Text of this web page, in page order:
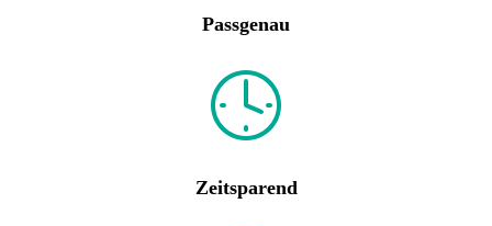
Passgenau
Zeitsparend